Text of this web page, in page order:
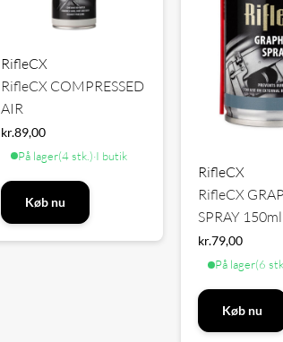
RifleCX
RifleCX COMPRESSED
AIR
kr.89,00
På lager(4 stk.)·I butik
Køb nu
RifleCX
RifleCX
SPRAY 150ml
kr.79,00
På lager(6
Køb nu